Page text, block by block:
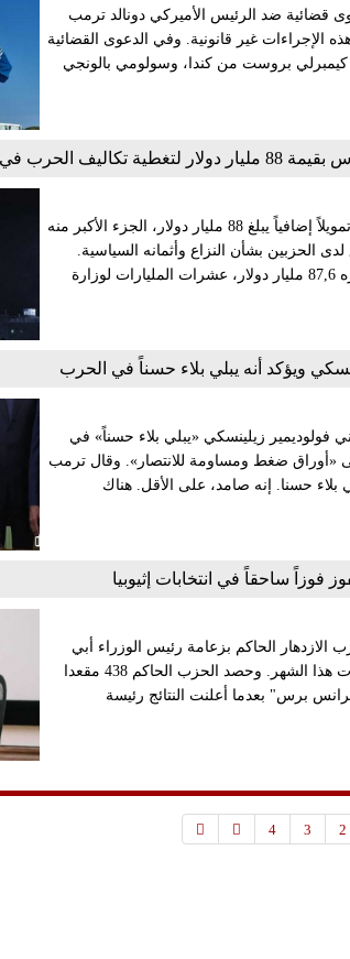
قضائية ضد ​الرئيس الأميركي دونالد ترمب
غير قانونية. وفي الدعوى القضائية
كيمبرلي بروست من كندا، ‌وسولومي بالونجي
الحرب في إيران
طلب الرئيس الأميركي دونالد ترمب من الكونغرس، الأربعاء، تمويلاً إضافياً يبلغ 88 مليار دولار، الجزء الأكبر منه
الحزبين بشأن النزاع وأثمانه السياسية.
ويتضمن طلب البيت الأبيض للحصول على تمويل إضافي مقداره 87,6 مليار دولار، عشرات المليارات لوزارة
ويؤكد أنه يبلي بلاء حسناً في الحرب
فولوديمير زيلينسكي «يبلي بلاء حسناً» في
«أوراق ضغط ومساومة للانتصار». وقال ترمب
حسنا. إنه صامد، على الأقل. هناك
فوزاً ساحقاً في انتخابات إثيوبيا
الازدهار الحاكم بزعامة رئيس الوزراء أبي
أحمد بأغلبية برلمانية مريحة مرة أخرى في الانتخابات التي جرت هذا الشهر. وحصد الحزب الحاكم 438 مقعدا
برس" بعدما أعلنت النتائج رئيسة
2
3
4